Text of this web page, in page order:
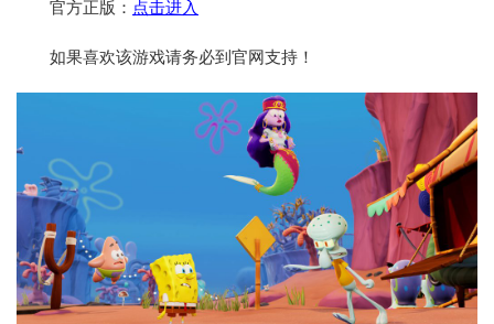
官方正版： 点击进入
如果喜欢该游戏请务必到官网支持！